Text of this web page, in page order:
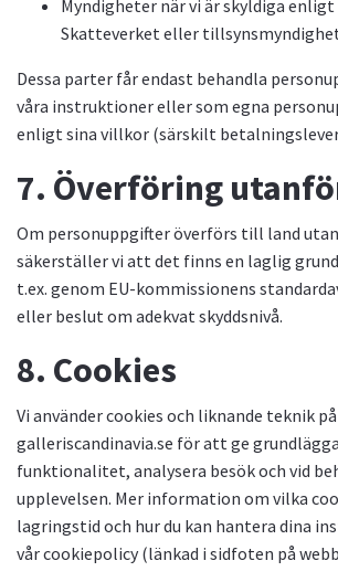
Myndigheter när vi är skyldiga enligt
Skatteverket eller
Dessa parter får endast behandla
våra instruktioner eller som egna
enligt sina villkor (särskilt
7. Överföring
Om personuppgifter överförs till land
säkerställer vi att det finns en laglig
t.ex. genom EU-kommissionens
eller beslut om adekvat skyddsnivå.
8. Cookies
Vi använder cookies och liknande teknik på
galleriscandinavia.se för att ge
funktionalitet, analysera besök och vid
upplevelsen. Mer information om vilka
lagringstid och hur du kan hantera dina
vår cookiepolicy (länkad i sidfoten på